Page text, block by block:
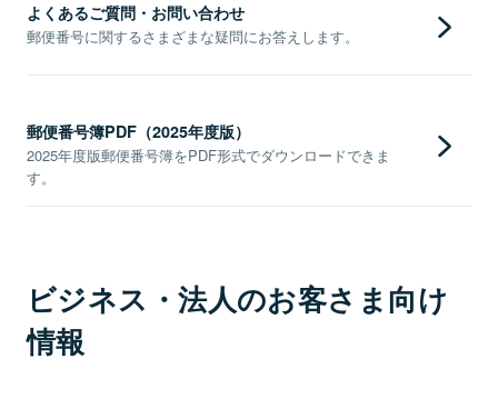
よくあるご質問・お問い合わせ
郵便番号に関するさまざまな疑問にお答えします。
郵便番号簿PDF（2025年度版）
2025年度版郵便番号簿をPDF形式でダウンロードできま
す。
ビジネス・法人のお客さま向け
情報